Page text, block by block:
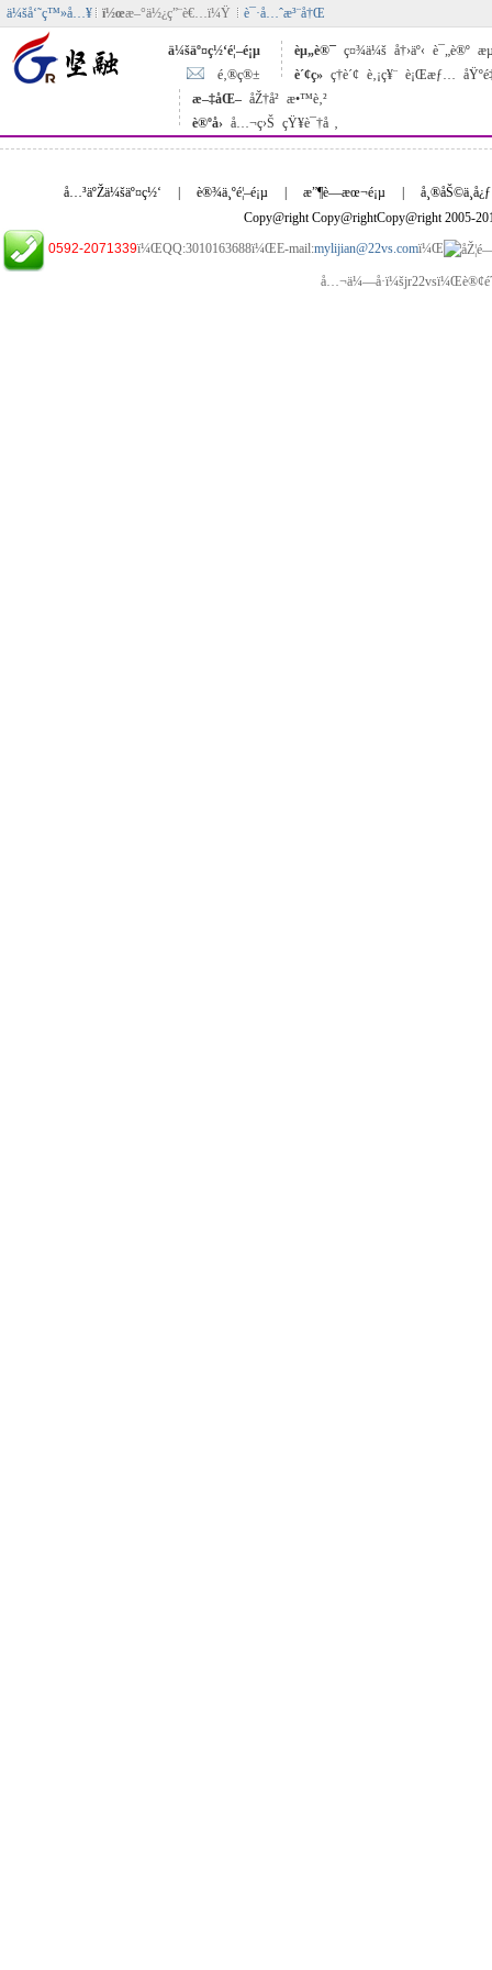
ä¼šå‘˜ç™»å…¥ ï½œæ–°ä½¿ç”¨è€…ï¼Ÿ è¯·å…ˆæ³¨å†Œ
ä¼šäº¤ç½‘é¦–é¡µ
é‚®ç®±
èµ„è®¯ ç¤¾ä¼š å†›äº‹ è¯„è®º
è´¢ç» ç†è´¢ è‚¡ç¥¨ è¡Œæƒ…
æ–‡åŒ– åŽ†å² æ•™è‚²
è®ºå› å…¬ç›Š çŸ¥è¯†å ‚
å…³äºŽä¼šäº¤ç½‘ è®¾ä¸ºé¦–é¡µ æ”¶è—æœ¬é¡µ
å¸®åŠ©ä¸­å¿ƒ
Copy@right Copy@rightCopy@right 2005-
0592-2071339ï¼ŒQQ:3010163688ï¼ŒE-mail:mylijian@22vs.comï¼Œ